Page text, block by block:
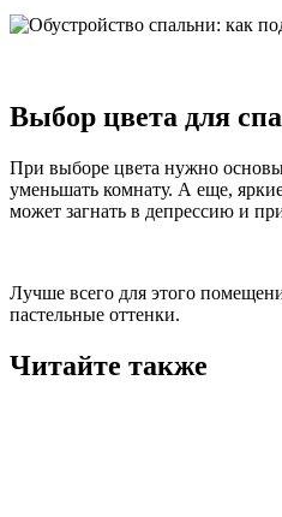
Выбор цвета для
При выборе цвета нужно
уменьшать комнату. А еще,
может загнать в депрессию и
Лучше всего для этого
пастельные оттенки.
Читайте также